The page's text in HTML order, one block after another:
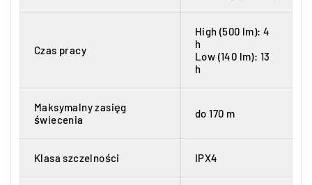
Czas pracy
High (500 lm): 4
h
Low (140 lm): 13
h
Maksymalny zasięg
świecenia
do 170 m
Klasa szczelności IPX4